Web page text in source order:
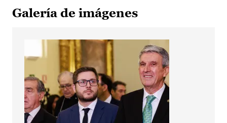
Galería de imágenes